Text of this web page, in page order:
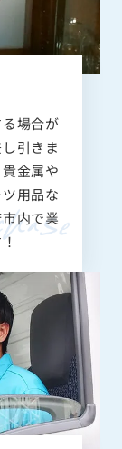
場合が
引きま
金属や
用品な
内で業